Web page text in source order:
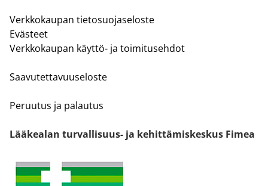
Verkkokaupan tietosuojaseloste
Evästeet
Verkkokaupan käyttö- ja toimitusehdot
Saavutettavuuseloste
Peruutus ja palautus
Lääkealan turvallisuus- ja kehittämiskeskus Fimea